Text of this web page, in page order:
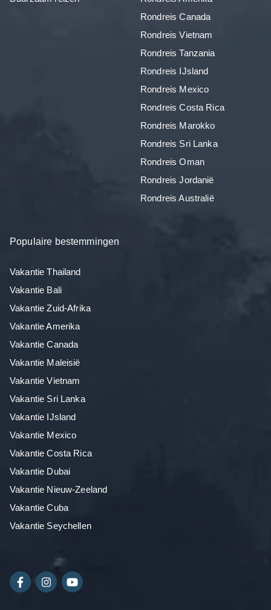
Rondreis Canada
Rondreis Vietnam
Rondreis Tanzania
Rondreis IJsland
Rondreis Mexico
Rondreis Costa Rica
Rondreis Marokko
Rondreis Sri Lanka
Rondreis Oman
Rondreis Jordanië
Rondreis Australië
Populaire bestemmingen
Vakantie Thailand
Vakantie Bali
Vakantie Zuid-Afrika
Vakantie Amerika
Vakantie Canada
Vakantie Maleisië
Vakantie Vietnam
Vakantie Sri Lanka
Vakantie IJsland
Vakantie Mexico
Vakantie Costa Rica
Vakantie Dubai
Vakantie Nieuw-Zeeland
Vakantie Cuba
Vakantie Seychellen